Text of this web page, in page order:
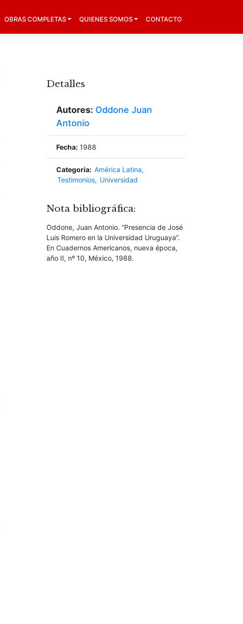
OBRAS COMPLETAS QUIENES SOMOS CONTACTO
Detalles
Autores: Oddone Juan
Antonio
Fecha: 1988
Categoria: América Latina
Testimonios
Universidad
Nota bibliográfica:
Oddone, Juan Antonio. “Presencia de José
Luis Romero en la Universidad Uruguaya”.
En Cuadernos Americanos, nueva época,
año II, nº 10, México, 1988.